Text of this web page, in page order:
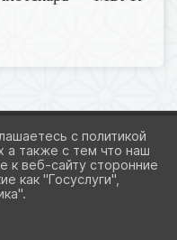
ДАННЫХ
с политикой
а также с тем что наш
к веб-сайту сторонние
как "Госуслуги",